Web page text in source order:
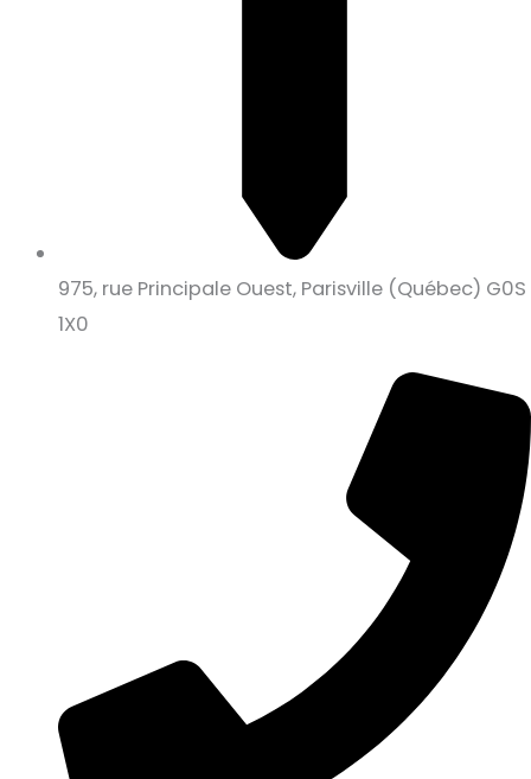
975, rue Principale Ouest, Parisville (Québec) G0S
1X0